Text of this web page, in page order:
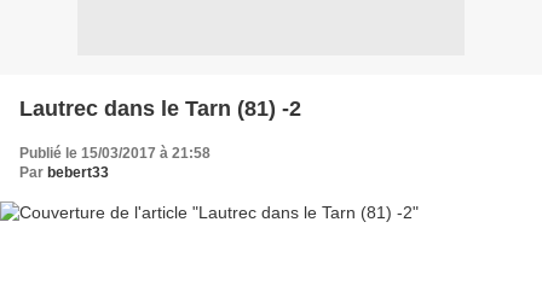
Lautrec dans le Tarn (81) -2
Publié le 15/03/2017 à 21:58
Par bebert33